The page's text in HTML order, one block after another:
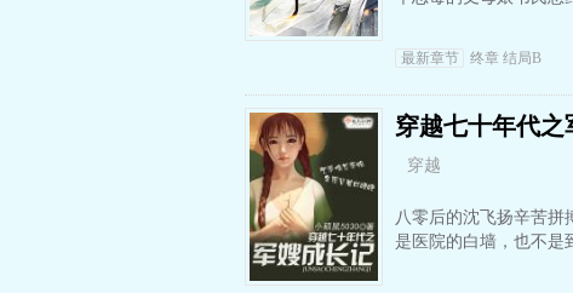
最新章节 终章 结局B
穿越七十年代之
穿越
八零后的沈飞扬辛苦拼
是医院的白墙，也不